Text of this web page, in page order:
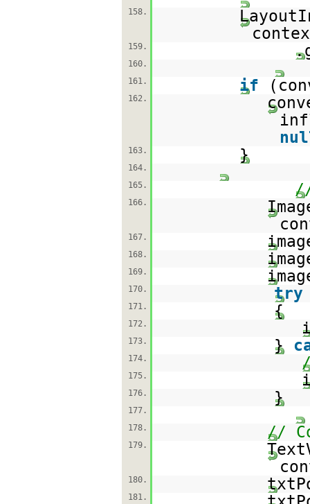
158.
159.
160.
161.
if
162.
163. }
164.
165.
166.
167.
168.
169.
170. try
171. {
172.
173. }
174.
175.
176. }
177.
178.
//
179.
180.
181.